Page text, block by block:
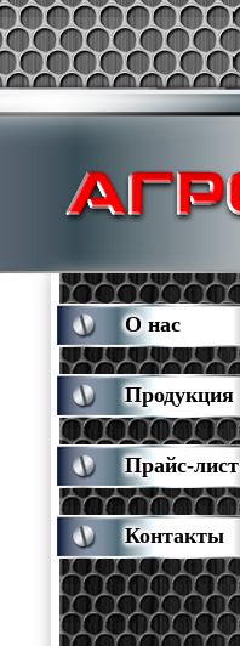
О нас
Продукция
Прайс-лист
Контакты